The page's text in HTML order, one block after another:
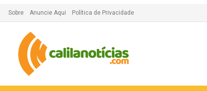
Sobre Anuncie Aqui Política de Privacidade